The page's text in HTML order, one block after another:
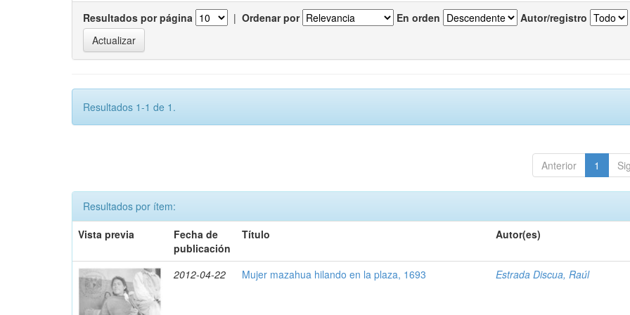
Resultados por página | Ordenar por En orden Autor/registro
Resultados 1-1 de 1.
Anterior 1
Resultados por ítem:
Vista previa
Fecha de
publicación
Título Autor(es)
2012-04-22 Mujer mazahua hilando en la plaza, 1693 Estrada Discua, Raúl